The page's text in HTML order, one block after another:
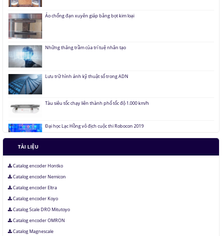
Đảo ngược quá trình quang hợp để tạo nhiên liệu
Hầm đỗ xe tự động dưới lòng đất của Nhật
Áo chống đạn xuyên giáp bằng bọt kim loại
Lưu trữ hình ảnh kỹ thuật số trong ADN
Tàu siêu tốc chạy liên thành phố tốc độ 1.000 km/h
Đại học Lạc Hồng vô địch cuộc thi Robocon 2019
Pin Mặt Trời có khả năng tái tạo ánh sáng
TÀI LIỆU
Catalog encoder Hontko
Catalog encoder Nemicon
Catalog encoder Eltra
Catalog encoder Koyo
Catalog Scale DRO Mitutoyo
Catalog encoder OMRON
Catalog Magnescale